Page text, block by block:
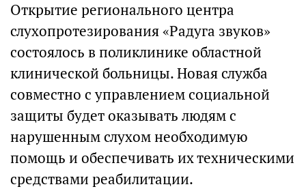
Открытие регионального центра
слухопротезирования «Радуга звуков»
состоялось в поликлинике областной
клинической больницы. Новая служба
совместно с управлением социальной
защиты будет оказывать людям с
нарушенным слухом необходимую
помощь и обеспечивать их техническими
средствами реабилитации.